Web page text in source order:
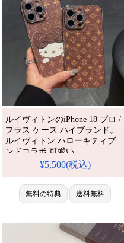
ルイヴィトンのiPhone 18 プロ /
プラス ケース ハイブランド。
ルイヴィトン ハローキティブラ
ンドコラボ 可愛い
iphone15/15promax携帯ケース
iphone14 proケース 面白い 綺麗
HelloKitty iphone13 pro maxスマ
ホケース モノグラム 新作 画面
イテム。防水・多機能でかわい
¥5,500(税込)
無料の特典 送料無料